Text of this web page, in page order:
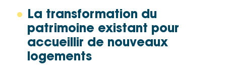
La transformation du
patrimoine existant pour
accueillir de nouveaux
logements